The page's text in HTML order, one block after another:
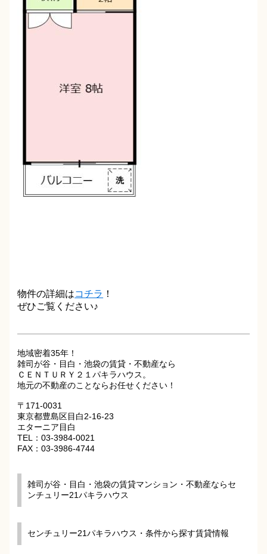
物件の詳細はコチラ ！
ぜひご覧ください♪
地域密着35年！
雑司が谷・目白・池袋の賃貸・不動産なら
ＣＥＮＴＵＲＹ２１パキラハウス。
地元の不動産のことならお任せください！
〒171-0031
東京都豊島区目白2-16-23
エターニア目白
TEL：03-3984-0021
FAX：03-3986-4744
雑司が谷・目白・池袋の賃貸マンション・不動産ならセ
ンチュリー21パキラハウス
センチュリー21パキラハウス・条件から探す賃貸情報